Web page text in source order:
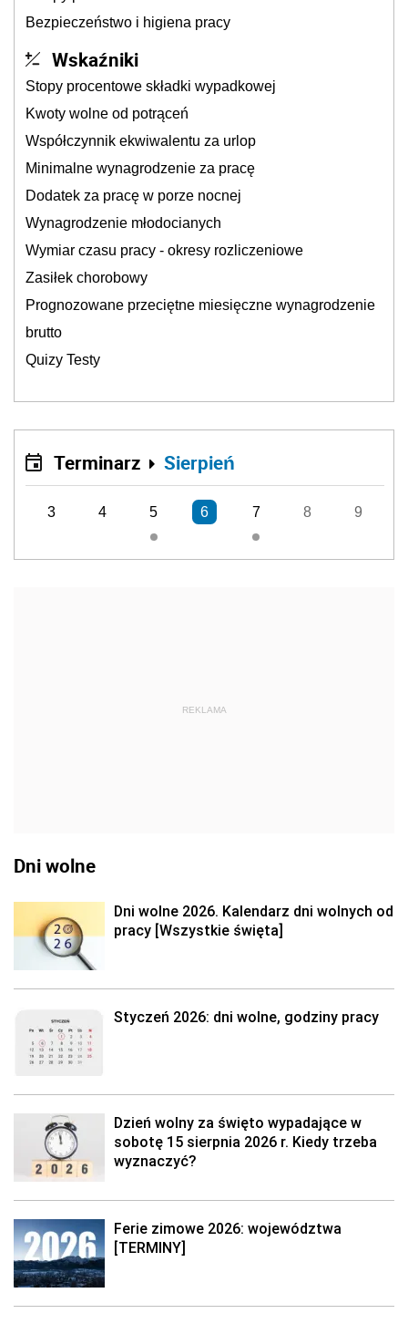
Bezpieczeństwo i higiena pracy
Wskaźniki
Stopy procentowe składki wypadkowej
Kwoty wolne od potrąceń
Współczynnik ekwiwalentu za urlop
Minimalne wynagrodzenie za pracę
Dodatek za pracę w porze nocnej
Wynagrodzenie młodocianych
Wymiar czasu pracy - okresy rozliczeniowe
Zasiłek chorobowy
Prognozowane przeciętne miesięczne wynagrodzenie
brutto
Quizy Testy
Terminarz Sierpień
3 4 5 6 7 8 9
REKLAMA
Dni wolne
Dni wolne 2026. Kalendarz dni wolnych od
pracy [Wszystkie święta]
Styczeń 2026: dni wolne, godziny pracy
Dzień wolny za święto wypadające w
sobotę 15 sierpnia 2026 r. Kiedy trzeba
wyznaczyć?
Ferie zimowe 2026: województwa
[TERMINY]